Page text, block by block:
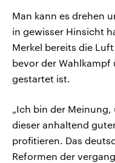
Man kann es drehen
in gewisser Hinsicht
Merkel bereits die
bevor der Wahlkampf
gestartet ist.
„Ich bin der
dieser anhaltend
profitieren. Das
Reformen der